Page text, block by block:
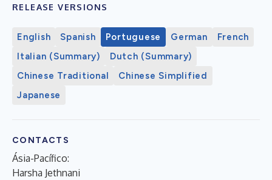
RELEASE VERSIONS
English Spanish Portuguese German
French
Italian (Summary)
Dutch (Summary)
Chinese Traditional
Chinese Simplified
Japanese
CONTACTS
Ásia-Pacífico:
Harsha Jethnani